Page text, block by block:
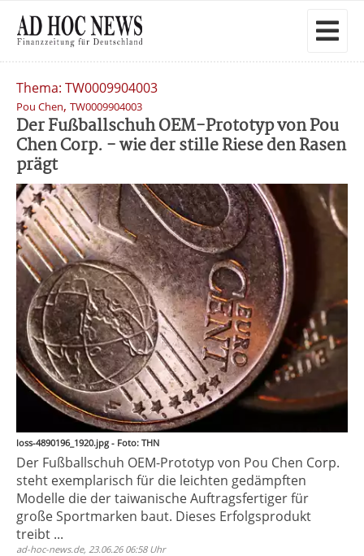
Thema: TW0009904003
Pou Chen, TW0009904003
Der Fußballschuh OEM-Prototyp von Pou
Chen Corp. - wie der stille Riese den Rasen
prägt
loss-4890196_1920.jpg - Foto: THN
Der Fußballschuh OEM-Prototyp von Pou Chen Corp.
steht exemplarisch für die leichten gedämpften
Modelle die der taiwanische Auftragsfertiger für
große Sportmarken baut. Dieses Erfolgsprodukt
treibt ...
ad-hoc-news.de, 23.06.26 06:58 Uhr